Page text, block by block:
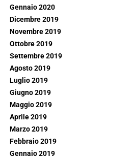
Gennaio 2020
Dicembre 2019
Novembre 2019
Ottobre 2019
Settembre 2019
Agosto 2019
Luglio 2019
Giugno 2019
Maggio 2019
Aprile 2019
Marzo 2019
Febbraio 2019
Gennaio 2019